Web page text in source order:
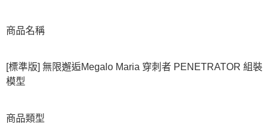
商品名稱
[標準版] 無限邂逅Megalo Maria 穿刺者 PENETRATOR 組裝
模型
商品類型